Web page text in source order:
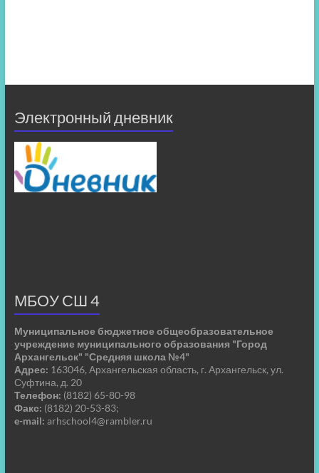
Электронный дневник
МБОУ СШ 4
Муниципальное бюджетное общеобразовательное
учреждение муниципального образования "Город
Архангельск" "Средняя школа №4"
Адрес: 163046, Архангельская область, г. Архангельск, ул.
Суфтина, д. 20
Телефон: (8182) 65-80-98
Факс: (8182) 20-53-83;
e-mail: arhschool4@rambler.ru